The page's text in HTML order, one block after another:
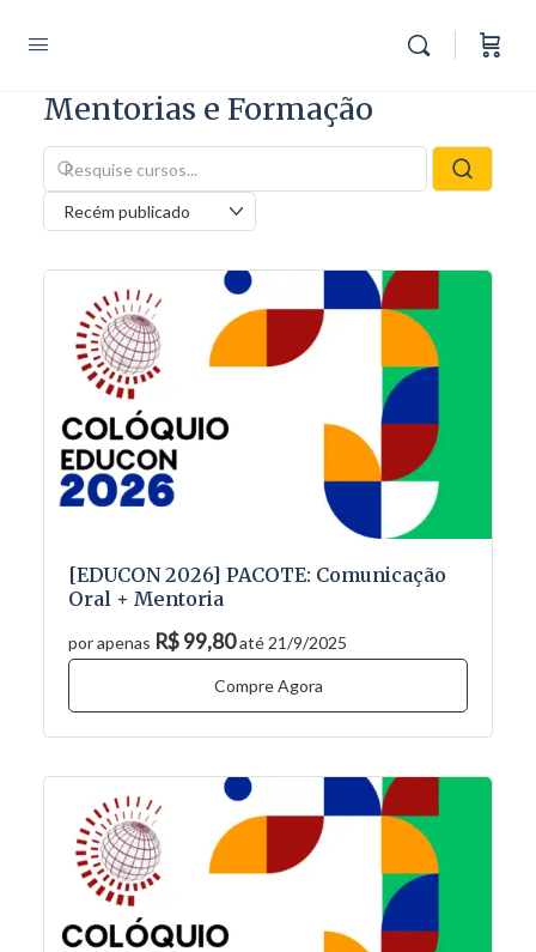
Mentorias e Formação
[EDUCON 2026] PACOTE: Comunicação
Oral + Mentoria
por apenas R$ 99,80até 21/9/2025
Compre Agora